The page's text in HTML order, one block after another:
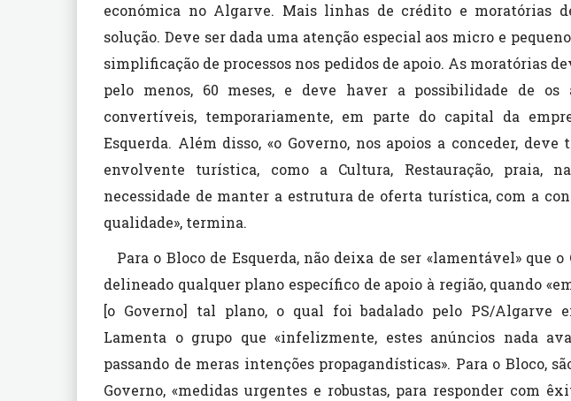
económica no Algarve. Mais linhas de crédito e moratórias
solução. Deve ser dada uma atenção especial aos micro e
simplificação de processos nos pedidos de apoio. As moratórias
pelo menos, 60 meses, e deve haver a possibilidade de os
convertíveis, temporariamente, em parte do capital da
Esquerda. Além disso, «o Governo, nos apoios a conceder, deve
envolvente turística, como a Cultura, Restauração, praia,
necessidade de manter a estrutura de oferta turística, com a
qualidade», termina.
Para o Bloco de Esquerda, não deixa de ser «lamentável» que
delineado qualquer plano específico de apoio à região, quando
[o Governo] tal plano, o qual foi badalado pelo PS/Algarve
Lamenta o grupo que «infelizmente, estes anúncios nada
passando de meras intenções propagandísticas». Para o Bloco,
Governo, «medidas urgentes e robustas, para responder com